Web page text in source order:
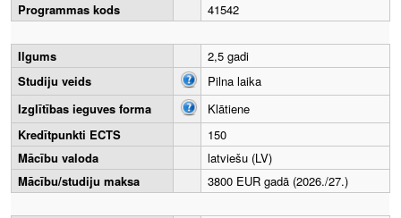
Programmas kods
41542
Ilgums
2,5 gadi
Studiju veids
Pilna laika
Izglītības ieguves forma
Klātiene
Kredītpunkti ECTS
150
Mācību valoda
latviešu (LV)
Mācību/studiju maksa
3800 EUR gadā (2026./27.)